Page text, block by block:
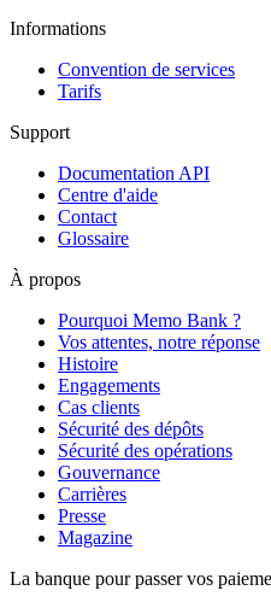
Informations
Convention de services
Tarifs
Support
Documentation API
Centre d'aide
Contact
Glossaire
À propos
Pourquoi Memo Bank ?
Vos attentes, notre réponse
Histoire
Engagements
Cas clients
Sécurité des dépôts
Sécurité des opérations
Gouvernance
Carrières
Presse
Magazine
La banque pour passer vos